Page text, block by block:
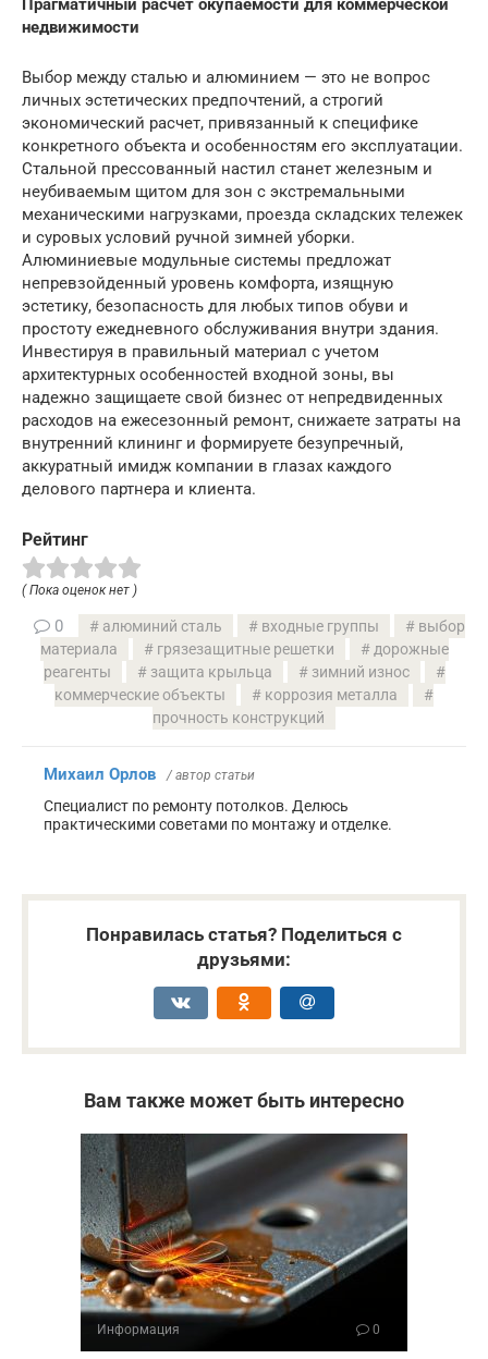
недвижимости
Выбор между сталью и алюминием — это не вопрос
личных эстетических предпочтений, а строгий
экономический расчет, привязанный к специфике
конкретного объекта и особенностям его эксплуатации.
Стальной прессованный настил станет железным и
неубиваемым щитом для зон с экстремальными
механическими нагрузками, проезда складских тележек
и суровых условий ручной зимней уборки.
Алюминиевые модульные системы предложат
непревзойденный уровень комфорта, изящную
эстетику, безопасность для любых типов обуви и
простоту ежедневного обслуживания внутри здания.
Инвестируя в правильный материал с учетом
архитектурных особенностей входной зоны, вы
надежно защищаете свой бизнес от непредвиденных
расходов на ежесезонный ремонт, снижаете затраты на
внутренний клининг и формируете безупречный,
аккуратный имидж компании в глазах каждого
делового партнера и клиента.
Рейтинг
( Пока оценок нет )
0 алюминий сталь входные группы
выбор
материала
грязезащитные решетки
дорожные
реагенты
защита крыльца
зимний износ
коммерческие объекты
коррозия металла
прочность конструкций
Михаил Орлов / автор статьи
Специалист по ремонту потолков. Делюсь
практическими советами по монтажу и отделке.
Понравилась статья? Поделиться с
друзьями:
Вам также может быть интересно
Информация 0